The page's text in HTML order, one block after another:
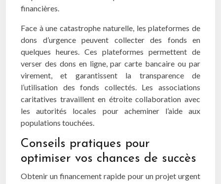
financières.
Face à une catastrophe naturelle, les plateformes de
dons d’urgence peuvent collecter des fonds en
quelques heures. Ces plateformes permettent de
verser des dons en ligne, par carte bancaire ou par
virement, et garantissent la transparence de
l’utilisation des fonds collectés. Les associations
caritatives travaillent en étroite collaboration avec
les autorités locales pour acheminer l’aide aux
populations touchées.
Conseils pratiques pour
optimiser vos chances de succès
Obtenir un financement rapide pour un projet urgent